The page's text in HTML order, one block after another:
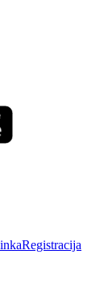
Registracija